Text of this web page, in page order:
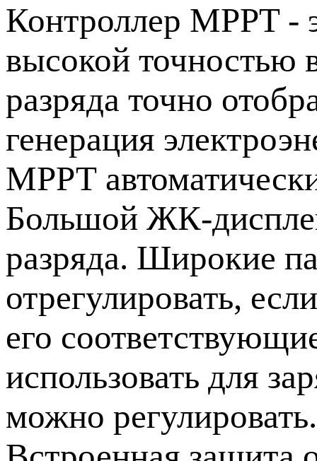
Контроллер MPPT -
высокой точностью
разряда точно
генерация
МРРТ
Большой ЖК-
разряда. Широкие
отрегулировать,
его
использовать для
можно регулировать.